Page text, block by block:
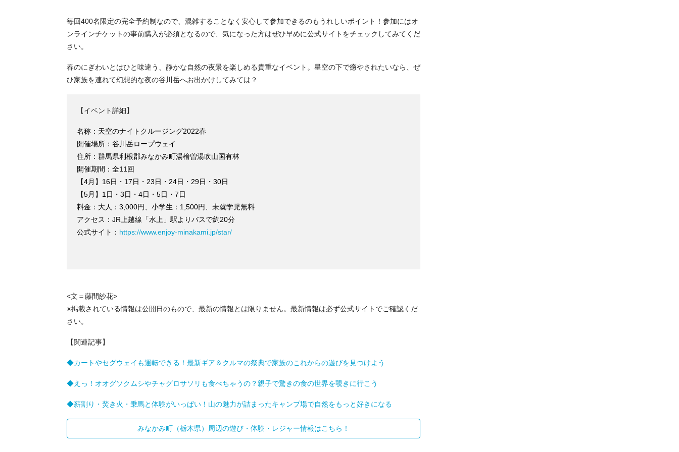
毎回400名限定の完全予約制なので、混雑することなく安心して参加できるのもうれしいポイント！参加にはオ
ンラインチケットの事前購入が必須となるので、気になった方はぜひ早めに公式サイトをチェックしてみてくだ
さい。
春のにぎわいとはひと味違う、静かな自然の夜景を楽しめる貴重なイベント。星空の下で癒やされたいなら、ぜ
ひ家族を連れて幻想的な夜の谷川岳へお出かけしてみては？
【イベント詳細】
名称：天空のナイトクルージング2022春
開催場所：谷川岳ロープウェイ
住所：群馬県利根郡みなかみ町湯檜曽湯吹山国有林
開催期間：全11回
【4月】16日・17日・23日・24日・29日・30日
【5月】1日・3日・4日・5日・7日
料金：大人：3,000円、小学生：1,500円、未就学児無料
アクセス：JR上越線「水上」駅よりバスで約20分
公式サイト： https://www.enjoy-minakami.jp/star/
<文＝藤間紗花>
※掲載されている情報は公開日のもので、最新の情報とは限りません。最新情報は必ず公式サイトでご確認くだ
さい。
【関連記事】
◆カートやセグウェイも運転できる！最新ギア＆クルマの祭典で家族のこれからの遊びを見つけよう
◆えっ！オオグソクムシやチャグロサソリも食べちゃうの？親子で驚きの食の世界を覗きに行こう
◆薪割り・焚き火・乗馬と体験がいっぱい！山の魅力が詰まったキャンプ場で自然をもっと好きになる
みなかみ町（栃木県）周辺の遊び・体験・レジャー情報はこちら！